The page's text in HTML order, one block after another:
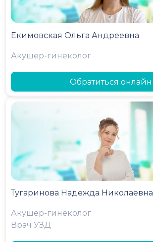
Екимовская Ольга Андреевна
Акушер-гинеколог
Обратиться онлайн
Тугаринова Надежда Николаевна
Акушер-гинеколог
Врач УЗД